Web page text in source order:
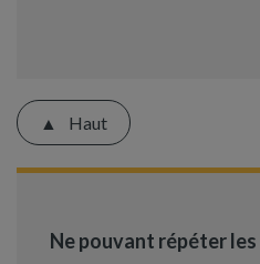
Haut
Ne pouvant répéter les